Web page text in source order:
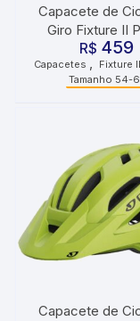
Capacete de
Giro Fixture II
Fosco
R$ 459
Capacetes , Fixture II
Tamanho 54-
Capacete de